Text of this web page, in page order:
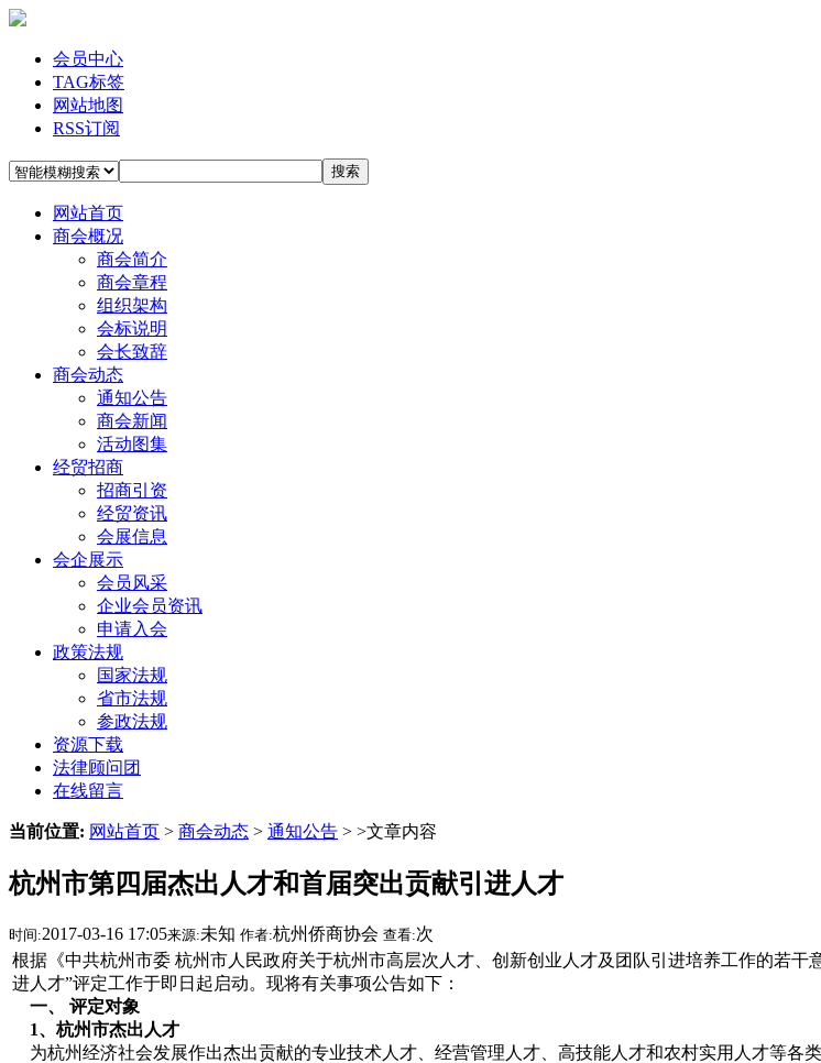
会员中心
TAG标签
网站地图
RSS订阅
搜索
网站首页
商会概况
商会简介
商会章程
组织架构
会标说明
会长致辞
商会动态
通知公告
商会新闻
活动图集
经贸招商
招商引资
经贸资讯
会展信息
会企展示
会员风采
企业会员资讯
申请入会
政策法规
国家法规
省市法规
参政法规
资源下载
法律顾问团
在线留言
当前位置: 网站首页 > 商会动态 > 通知公告 > >文章内容
杭州市第四届杰出人才和首届突出贡献引进人才
时间:2017-03-16 17:05来源:未知 作者:杭州侨商协会 查看:次
根据《中共杭州市委 杭州市人民政府关于杭州市高层次人才、创新创业人才及团队引进培养工作的若干
进人才”评定工作于即日起启动。现将有关事项公告如下：
一、 评定对象
1、杭州市杰出人才
为杭州经济社会发展作出杰出贡献的专业技术人才、经营管理人才、高技能人才和农村实用人才等各